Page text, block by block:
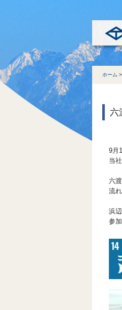
ホーム >
六
9月
当
六
流
浜
参